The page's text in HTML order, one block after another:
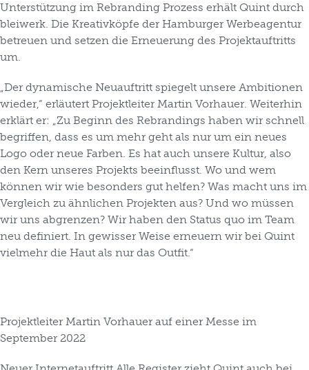
Unterstützung im Rebranding Prozess erhält Quint durch
bleiwerk. Die Kreativköpfe der Hamburger Werbeagentur
betreuen und setzen die Erneuerung des Projektauftritts
um.
„Der dynamische Neuauftritt spiegelt unsere Ambitionen
wieder,“ erläutert Projektleiter Martin Vorhauer. Weiterhin
erklärt er: „Zu Beginn des Rebrandings haben wir schnell
begriffen, dass es um mehr geht als nur um ein neues
Logo oder neue Farben. Es hat auch unsere Kultur, also
den Kern unseres Projekts beeinflusst. Wo und wem
können wir wie besonders gut helfen? Was macht uns im
Vergleich zu ähnlichen Projekten aus? Und wo müssen
wir uns abgrenzen? Wir haben den Status quo im Team
neu definiert. In gewisser Weise erneuern wir bei Quint
vielmehr die Haut als nur das Outfit.“
Projektleiter Martin Vorhauer auf einer Messe im
September 2022